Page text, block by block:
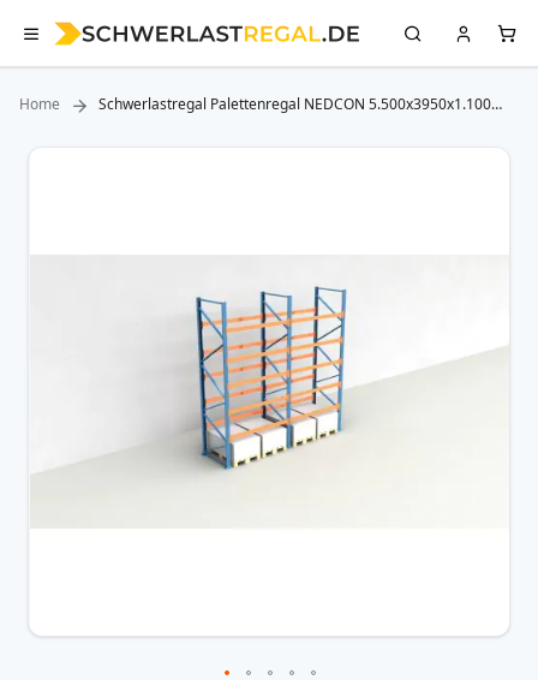
Home
Schwerlastregal Palettenregal NEDCON 5.500x3950x1.100
Zum